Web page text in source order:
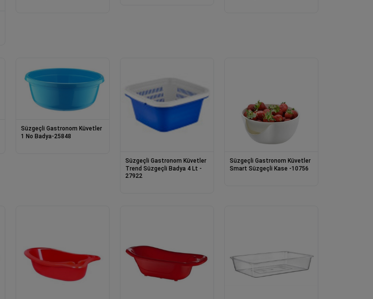
Süzgeçli Gastronom Küvetler
1 No Badya-25848
Süzgeçli Gastronom Küvetler
Trend Süzgeçli Badya 4 Lt -
27922
Süzgeçli Gastronom Küvetler
Smart Süzgeçli Kase -10756